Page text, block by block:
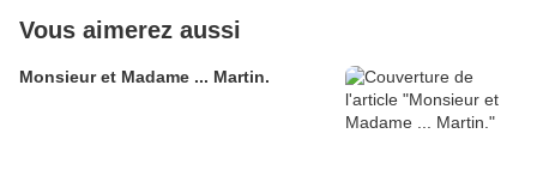
Vous aimerez aussi
Monsieur et Madame ... Martin.